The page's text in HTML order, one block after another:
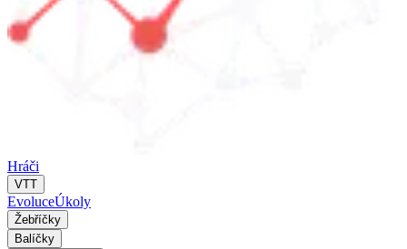
Hráči
VTT
EvoluceÚkoly
Žebříčky
Balíčky